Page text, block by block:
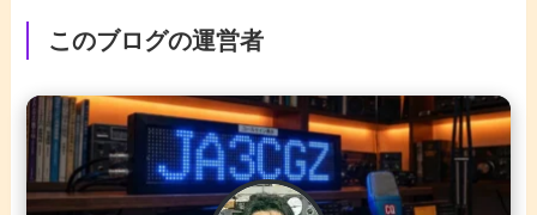
このブログの運営者